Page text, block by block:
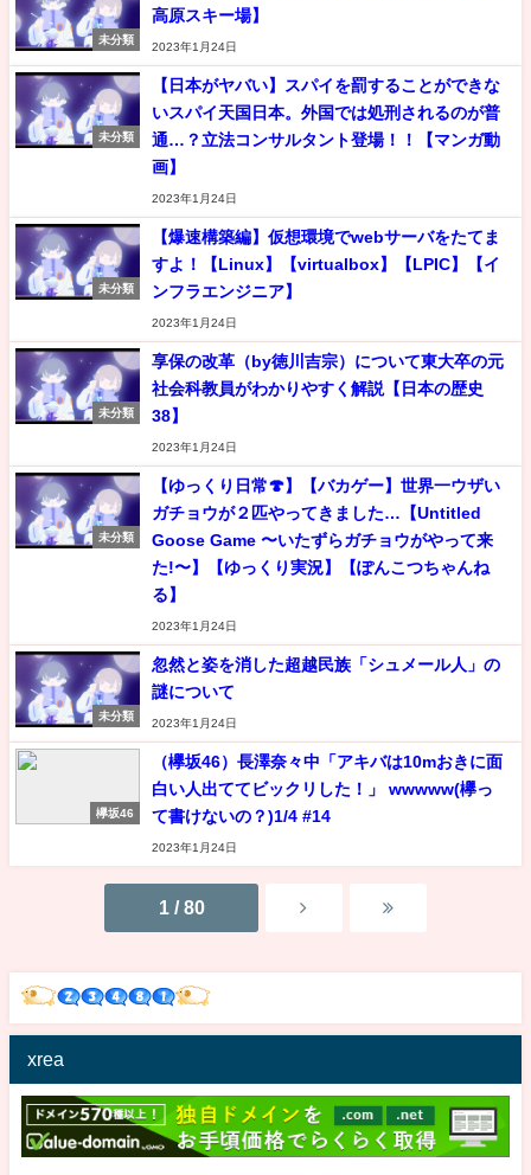
未分類
高原スキー場】
2023年1月24日
未分類
【日本がヤバい】スパイを罰することができな
いスパイ天国日本。外国では処刑されるのが普
通…？立法コンサルタント登場！！【マンガ動
画】
2023年1月24日
未分類
【爆速構築編】仮想環境でwebサーバをたてま
すよ！【Linux】【virtualbox】【LPIC】【イ
ンフラエンジニア】
2023年1月24日
未分類
享保の改革（by徳川吉宗）について東大卒の元
社会科教員がわかりやすく解説【日本の歴史
38】
2023年1月24日
未分類
【ゆっくり日常🍄】【バカゲー】世界一ウザい
ガチョウが２匹やってきました…【Untitled
Goose Game 〜いたずらガチョウがやって来
た!〜】【ゆっくり実況】【ぽんこつちゃんね
る】
2023年1月24日
未分類
忽然と姿を消した超越民族「シュメール人」の
謎について
2023年1月24日
欅坂46
（欅坂46）長澤奈々中「アキバは10mおきに面
白い人出ててビックリした！」 wwwww(欅っ
て書けないの？)1/4 #14
2023年1月24日
1 / 80
xrea